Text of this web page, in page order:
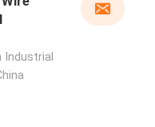
Industrial